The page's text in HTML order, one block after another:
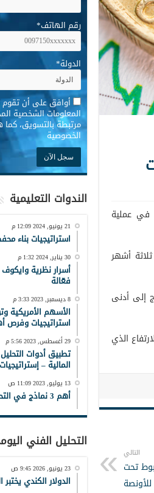
في عملية
أشهر
السابق الذي سجل 1.3830. وهبط الزوج إلى أدنى
الذي
التالي
تحت
رقم الهاتف*
الدولة*
* أوافق على أن تقوم
المعلومات الشخصية
مرتبطة بالتسويق،
الخصوصية
الندوات التعليمية
21 يونيو, 2024 12:09 م
استراتيجيات بناء
30 يناير, 2024 1:32 م
أسرار نظرية وايكوف
فعّالة
8 ديسمبر, 2023 3:33 م
استراتيجيات وفرص أهم 5
29 أغسطس, 2023 5:56 م
تطبيق أدوات
المالية –
13 يوليو, 2023 11:09 ص
أهم 3 نماذج في التحليل الفني
التحليل الفني
23 يونيو, 2026 9:45 ص
الدولار الكندي يختبر الدعم